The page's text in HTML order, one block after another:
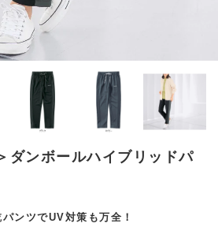
ダンボールハイブリッドパ
ンツでUV対策も万全！